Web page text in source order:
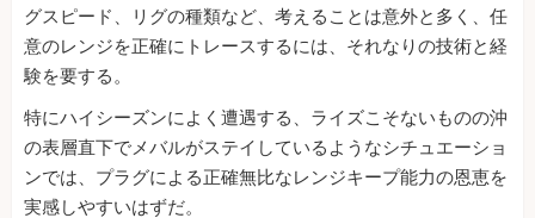
グスピード、リグの種類など、考えることは意外と多く、任
意のレンジを正確にトレースするには、それなりの技術と経
験を要する。
特にハイシーズンによく遭遇する、ライズこそないものの沖
の表層直下でメバルがステイしているようなシチュエーショ
ンでは、プラグによる正確無比なレンジキープ能力の恩恵を
実感しやすいはずだ。